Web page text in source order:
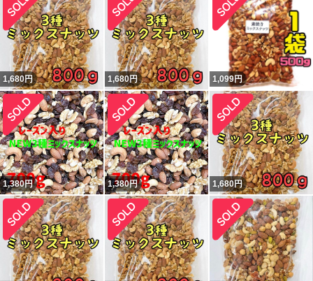
1,680円 1,680円 1,099円
1,380円 1,380円 1,680円